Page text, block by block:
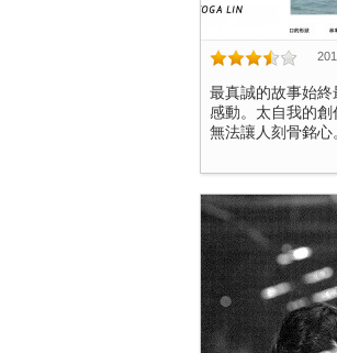
最真誠的故事始終
感動。太自我的創
無法讓人刻骨銘心